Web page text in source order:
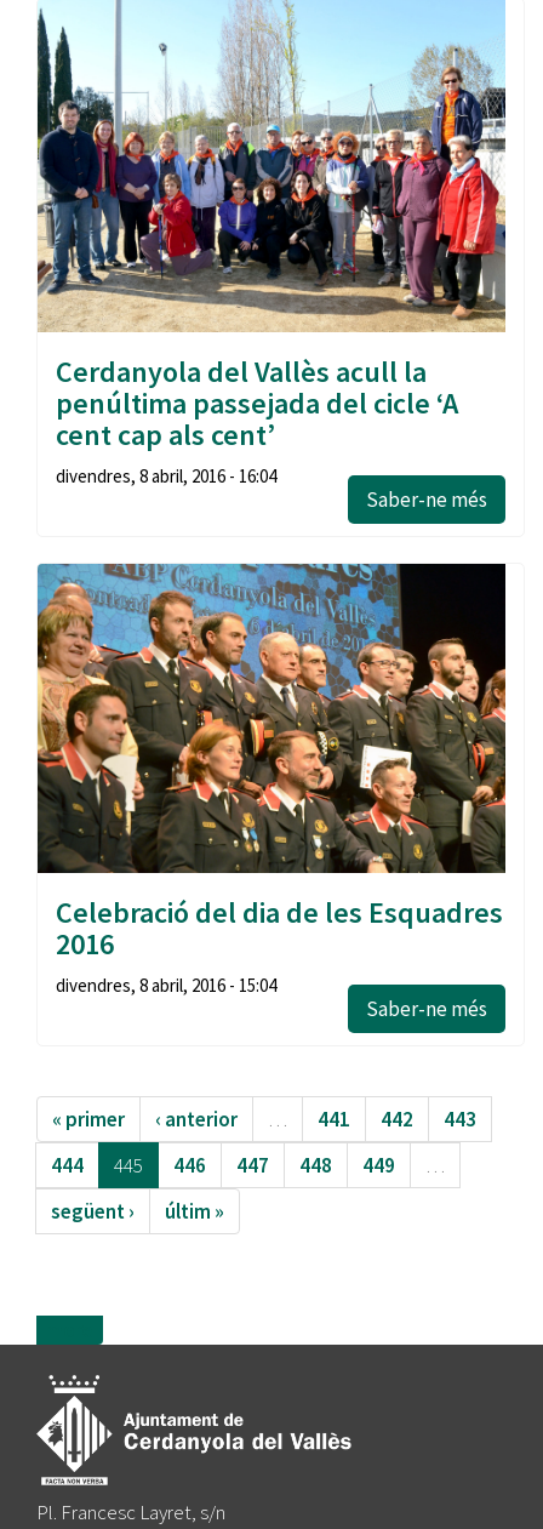
Cerdanyola del Vallès acull la
penúltima passejada del cicle ‘A
cent cap als cent’
divendres, 8 abril, 2016 - 16:04
Saber-ne més
Celebració del dia de les Esquadres
2016
divendres, 8 abril, 2016 - 15:04
Saber-ne més
« primer ‹ anterior … 441 442
443
444
445 446 447 448 449
…
següent ›
últim »
Pl. Francesc Layret, s/n